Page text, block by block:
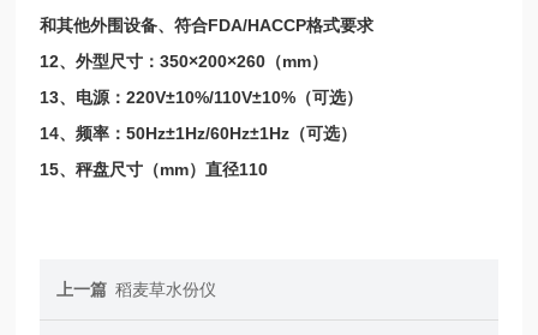
和其他外围设备、符合FDA/HACCP格式要求
12、外型尺寸：350×200×260（mm）
13、电源：220V±10%/110V±10%（可选）
14、频率：50Hz±1Hz/60Hz±1Hz（可选）
15、秤盘尺寸（mm）直径110
上一篇 稻麦草水份仪